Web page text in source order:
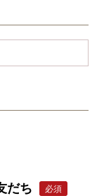
だち 必須